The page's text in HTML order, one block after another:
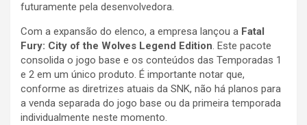
futuramente pela desenvolvedora.
Com a expansão do elenco, a empresa lançou a Fatal
Fury: City of the Wolves Legend Edition. Este pacote
consolida o jogo base e os conteúdos das Temporadas 1
e 2 em um único produto. É importante notar que,
conforme as diretrizes atuais da SNK, não há planos para
a venda separada do jogo base ou da primeira temporada
individualmente neste momento.